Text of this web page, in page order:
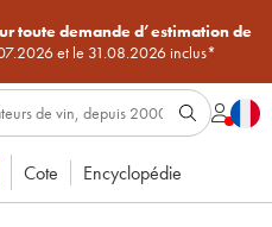
toute demande d’estimation de
et le 31.08.2026 inclus*
Cote Encyclopédie